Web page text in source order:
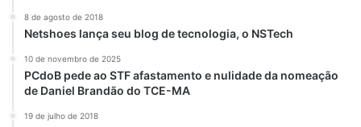
8 de agosto de 2018
Netshoes lança seu blog de tecnologia, o NSTech
10 de novembro de 2025
PCdoB pede ao STF afastamento e nulidade da nomeação
de Daniel Brandão do TCE-MA
19 de julho de 2018